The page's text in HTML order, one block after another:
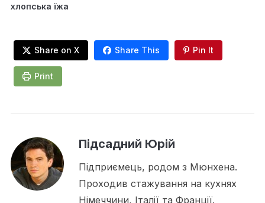
хлопська їжа
Share on X Share This Pin It
Print
Підсадний Юрій
Підприємець, родом з Мюнхена.
Проходив стажування на кухнях
Німеччини, Італії та Франції.